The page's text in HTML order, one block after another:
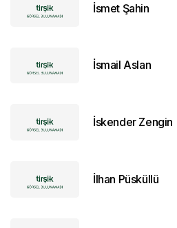
İsmet Şahin
İsmail Aslan
İskender Zengin
İlhan Püsküllü